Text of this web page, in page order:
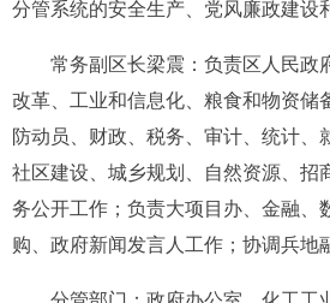
分管系统的安全生产、党风廉政建设
常务副区长梁震： 负责区人民政
改革、工业和信息化、 粮食和物资储
防动员、 财政、税务、审计、统计、
社区建设、 城乡规划、自然资源、招
务公开工作；负责大项目办 、金融、
购、政府新闻发言人工作 ； 协调兵地